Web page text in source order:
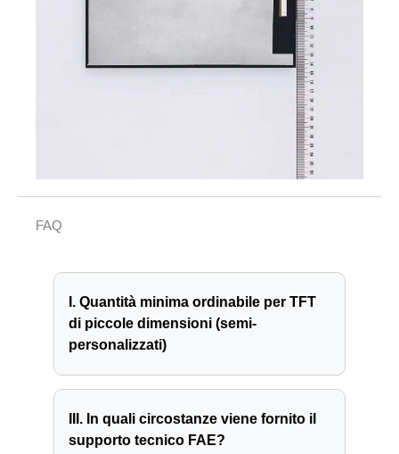
FAQ
I. Quantità minima ordinabile per TFT
di piccole dimensioni (semi-
personalizzati)
III. In quali circostanze viene fornito il
supporto tecnico FAE?